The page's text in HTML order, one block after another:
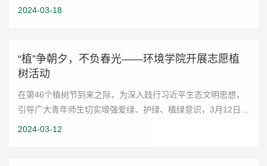
与工程学院学生会学习创新部于3月12日晚举办了“挑战铸就梦
2024-03-18
“植”争朝夕，不负春光——环境学院开展志愿植
树活动
在第46个植树节到来之际，为深入践行习近平生态文明思想，
引导广大青年师生切实增强爱绿、护绿、植绿意识，3月12日上
午，环境科学与工程学院组织师生代表50余人前往青岛市李沧
2024-03-12